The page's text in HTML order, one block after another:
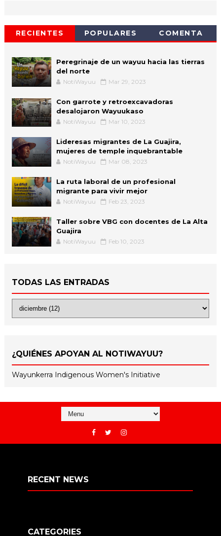
RECIENTES POPULARES COMENTA
Peregrinaje de un wayuu hacia las tierras
del norte
NotiWayuu Mar 29, 2023
Con garrote y retroexcavadoras
desalojaron Wayuukaso
NotiWayuu Mar 10, 2023
Lideresas migrantes de La Guajira,
mujeres de temple inquebrantable
NotiWayuu Mar 08, 2023
La ruta laboral de un profesional
migrante para vivir mejor
NotiWayuu Feb 23, 2023
Taller sobre VBG con docentes de La Alta
Guajira
NotiWayuu Feb 10, 2023
TODAS LAS ENTRADAS
¿QUIÉNES APOYAN AL NOTIWAYUU?
Wayunkerra Indigenous Women's Initiative
RECENT NEWS
CATEGORIES